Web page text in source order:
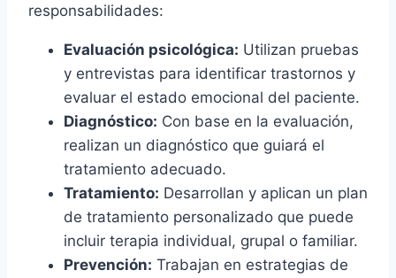
responsabilidades:
Evaluación psicológica: Utilizan pruebas
y entrevistas para identificar trastornos y
evaluar el estado emocional del paciente.
Diagnóstico: Con base en la evaluación,
realizan un diagnóstico que guiará el
tratamiento adecuado.
Tratamiento: Desarrollan y aplican un plan
de tratamiento personalizado que puede
incluir terapia individual, grupal o familiar.
Prevención: Trabajan en estrategias de